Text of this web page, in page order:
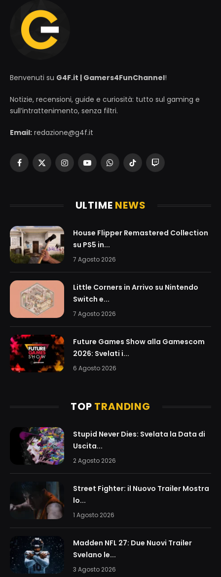
Benvenuti su G4F.it | Gamers4FunChannel!
Notizie, recensioni, guide e curiosità: tutto sul gaming e
sull’intrattenimento, senza filtri.
Email: redazione@g4f.it
Facebook
X
InstagramYouTubeWhatsAppTikTokTwitch
ULTIME NEWS
House Flipper Remastered Collection
su PS5 in...
7 Agosto 2026
Little Corners in Arrivo su Nintendo
Switch e...
7 Agosto 2026
Future Games Show alla Gamescom
2026: Svelati i...
6 Agosto 2026
TOP TRANDING
Stupid Never Dies: Svelata la Data di
Uscita...
2 Agosto 2026
Street Fighter: il Nuovo Trailer Mostra
lo...
1 Agosto 2026
Madden NFL 27: Due Nuovi Trailer
Svelano le...
3 Agosto 2026